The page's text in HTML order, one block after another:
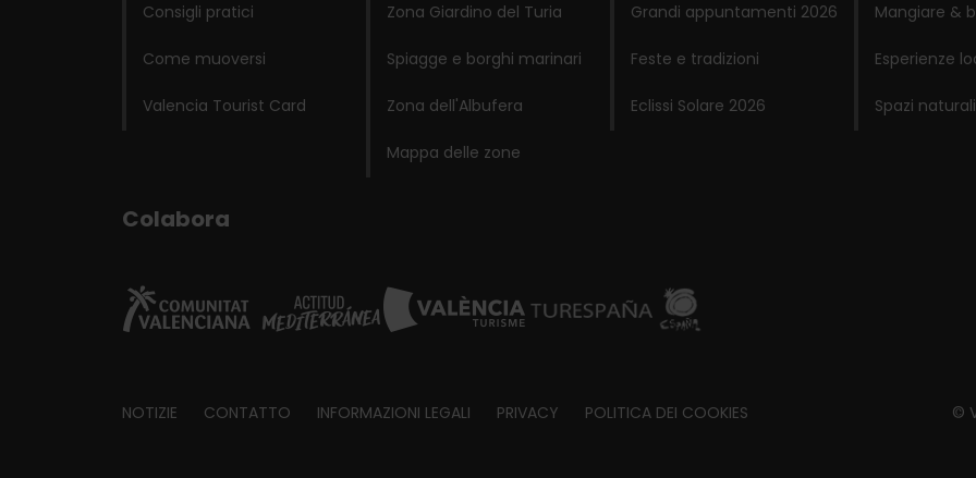
Consigli pratici
Come muoversi
Valencia Tourist Card
Zona Giardino del Turia
Spiagge e borghi marinari
Zona dell'Albufera
Mappa delle zone
Grandi appuntamenti 2026
Feste e tradizioni
Eclissi Solare 2026
Mangiare &
Esperienze
Spazi naturali
Colabora
Footer
NOTIZIE CONTATTO INFORMAZIONI LEGALI PRIVACY POLITICA DEI COOKIES ©